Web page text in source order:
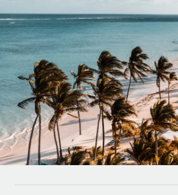
PEO
Sous-traitez les opérations
INFRASTRUCTURE
Intégration Remote
Intégrez vos RH aux flux de travail
Plateforme
Des fonctions RH clés intégrées
Connectez n'importe quel outil d’IA
CROISSANCE
Start-ups
Des solutions agiles et
paie des entreprises en pleine
Entreprises intermédiaires
Développez vos équipes avec des
mesure
Entreprise
Les RH à l’international pour les
Découvrez les devises disponibles
paiement pour vos freelances
APPRENDRE AVEC REMOTE
Recherche et guides
Études de cas
Glossaire RH
Checklists et modèles
Descriptions de postes
Français
Deutsch
Español
Italiano
Português (Portugal)
日本語
한국어